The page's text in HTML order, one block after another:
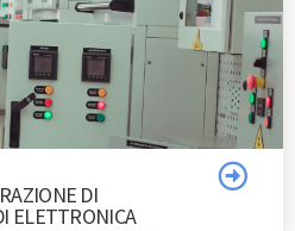
DI
ELETTRONICA